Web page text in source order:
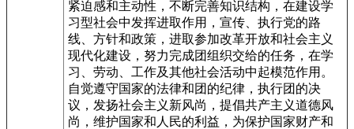
紧迫感和主动性，不断完善知识结构，在建设学
习型社会中发挥进取作用，宣传、执行党的路
线、方针和政策，进取参加改革开放和社会主义
现代化建设，努力完成团组织交给的任务，在学
习、劳动、工作及其他社会活动中起模范作用。
自觉遵守国家的法律和团的纪律，执行团的决
议，发扬社会主义新风尚，提倡共产主义道德风
尚，维护国家和人民的利益，为保护国家财产和